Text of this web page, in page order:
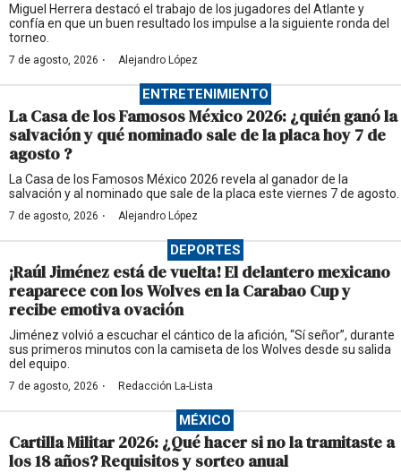
Miguel Herrera destacó el trabajo de los jugadores del Atlante y
confía en que un buen resultado los impulse a la siguiente ronda del
torneo.
7 de agosto, 2026 · Alejandro López
ENTRETENIMIENTO
La Casa de los Famosos México 2026: ¿quién ganó la
salvación y qué nominado sale de la placa hoy 7 de
agosto ?
La Casa de los Famosos México 2026 revela al ganador de la
salvación y al nominado que sale de la placa este viernes 7 de agosto.
7 de agosto, 2026 · Alejandro López
DEPORTES
¡Raúl Jiménez está de vuelta! El delantero mexicano
reaparece con los Wolves en la Carabao Cup y
recibe emotiva ovación
Jiménez volvió a escuchar el cántico de la afición, “Sí señor”, durante
sus primeros minutos con la camiseta de los Wolves desde su salida
del equipo.
7 de agosto, 2026 · Redacción La-Lista
MÉXICO
Cartilla Militar 2026: ¿Qué hacer si no la tramitaste a
los 18 años? Requisitos y sorteo anual